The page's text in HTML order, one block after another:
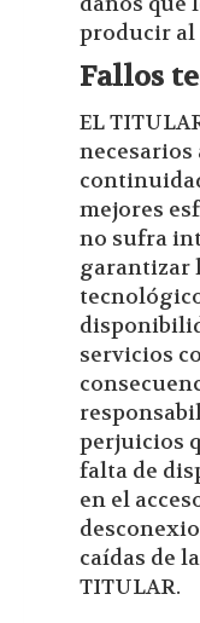
producir al
Fallos
EL
necesarios
mejores
no sufra
garantizar
servicios
perjuicios
falta de
en el
caídas de
TITULAR.